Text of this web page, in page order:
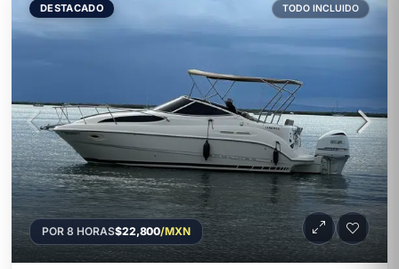
DESTACADO TODO INCLUIDO
POR 8 HORAS$22,800/MXN